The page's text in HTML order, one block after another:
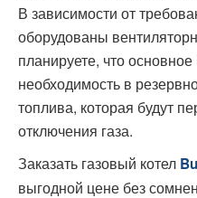
В зависимости от
оборудованы
планируете, что
необходимость в
топлива, которая будут
отключения газа.
Заказать газовый котел
выгодной цене без